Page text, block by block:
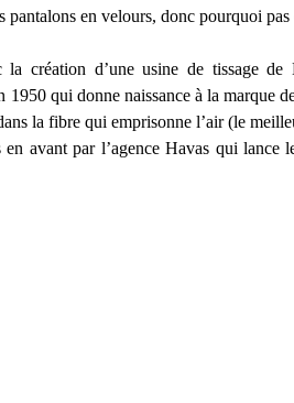
pantalons en velours, donc pourquoi
création d’une usine de tissage
qui donne naissance à la marque
la fibre qui emprisonne l’air (le
avant par l’agence Havas qui lance